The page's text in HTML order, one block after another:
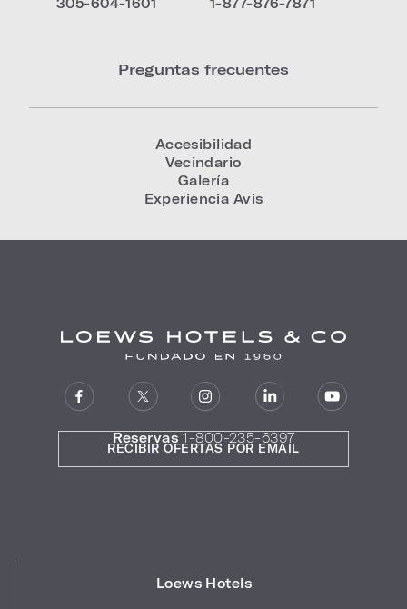
Preguntas frecuentes
Accesibilidad
Vecindario
Galería
Experiencia Avis
Reservas 1-800-235-6397
Loews Hotels
RECIBIR OFERTAS POR EMAIL